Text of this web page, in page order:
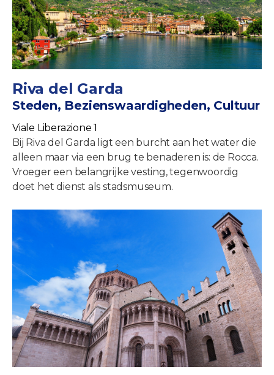
Riva del Garda
Steden, Bezienswaardigheden, Cultuur
Viale Liberazione 1
Bij Riva del Garda ligt een burcht aan het water die
alleen maar via een brug te benaderen is: de Rocca.
Vroeger een belangrijke vesting, tegenwoordig
doet het dienst als stadsmuseum.